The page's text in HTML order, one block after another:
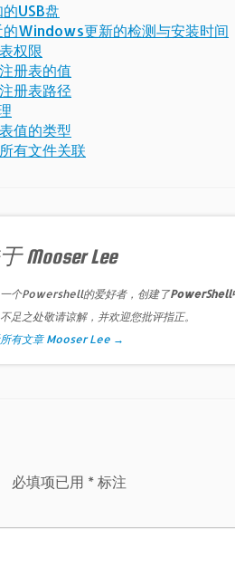
USB盘
Windows更新的检测与安装时间
权限
册表的值
册表路径
值的类型
有文件关联
Mooser Lee
个Powershell的爱好者，创建了PowerShell
足之处敬请谅解，并欢迎您批评指正。
有文章 Mooser Lee →
必填项已用 *标注